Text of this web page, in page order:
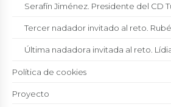
Serafín Jiménez. Presidente del CD
Tercer nadador invitado al reto.
Última nadadora invitada al reto.
Política de cookies
Proyecto